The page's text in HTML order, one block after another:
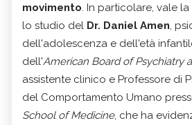
movimento. In particolare, vale
lo studio del Dr. Daniel Amen,
dell'adolescenza e dell'età
dell'American Board of Psychiatry
assistente clinico e Professore di
del Comportamento Umano
School of Medicine, che ha